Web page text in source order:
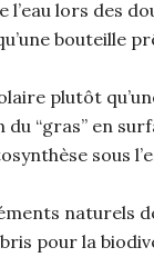
l’eau lors des
bouteille
plutôt
“gras” en
sous
naturels
pour la